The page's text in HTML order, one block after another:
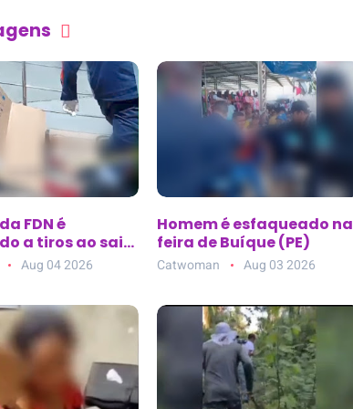
FDN é
a tiros ao sair
de estética no
em Manaus
Aug 04 2026
Homem é esfaqueado na
feira de Buíque (PE)
Catwoman Aug 03 2026